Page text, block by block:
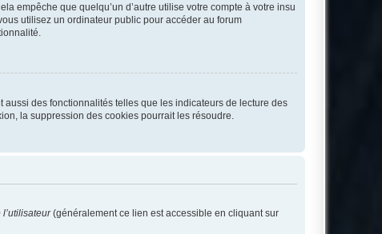
empêche que quelqu’un d’autre utilise votre compte à votre insu
utilisez un ordinateur public pour accéder au forum
des fonctionnalités telles que les indicateurs de lecture des
la suppression des cookies pourrait les résoudre.
(généralement ce lien est accessible en cliquant sur